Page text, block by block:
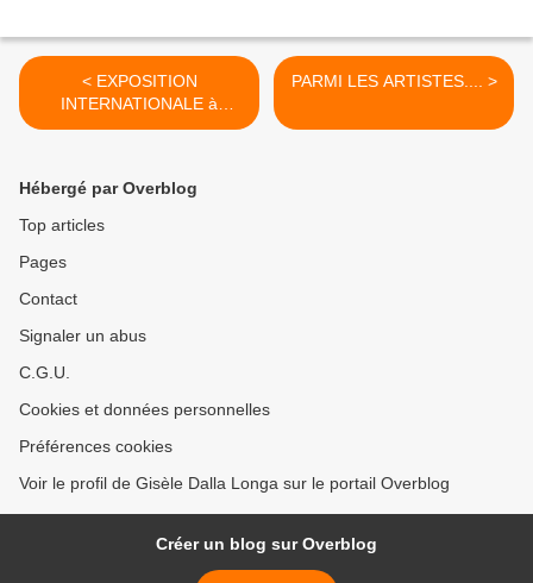
< EXPOSITION
INTERNATIONALE à
LECCE Italie
PARMI LES ARTISTES.... >
Hébergé par Overblog
Top articles
Pages
Contact
Signaler un abus
C.G.U.
Cookies et données personnelles
Préférences cookies
Voir le profil de Gisèle Dalla Longa sur le portail Overblog
Créer un blog sur Overblog